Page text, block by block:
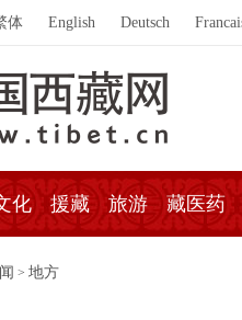
体 English Deutsch
化 援藏 旅游 藏医药
> 地方